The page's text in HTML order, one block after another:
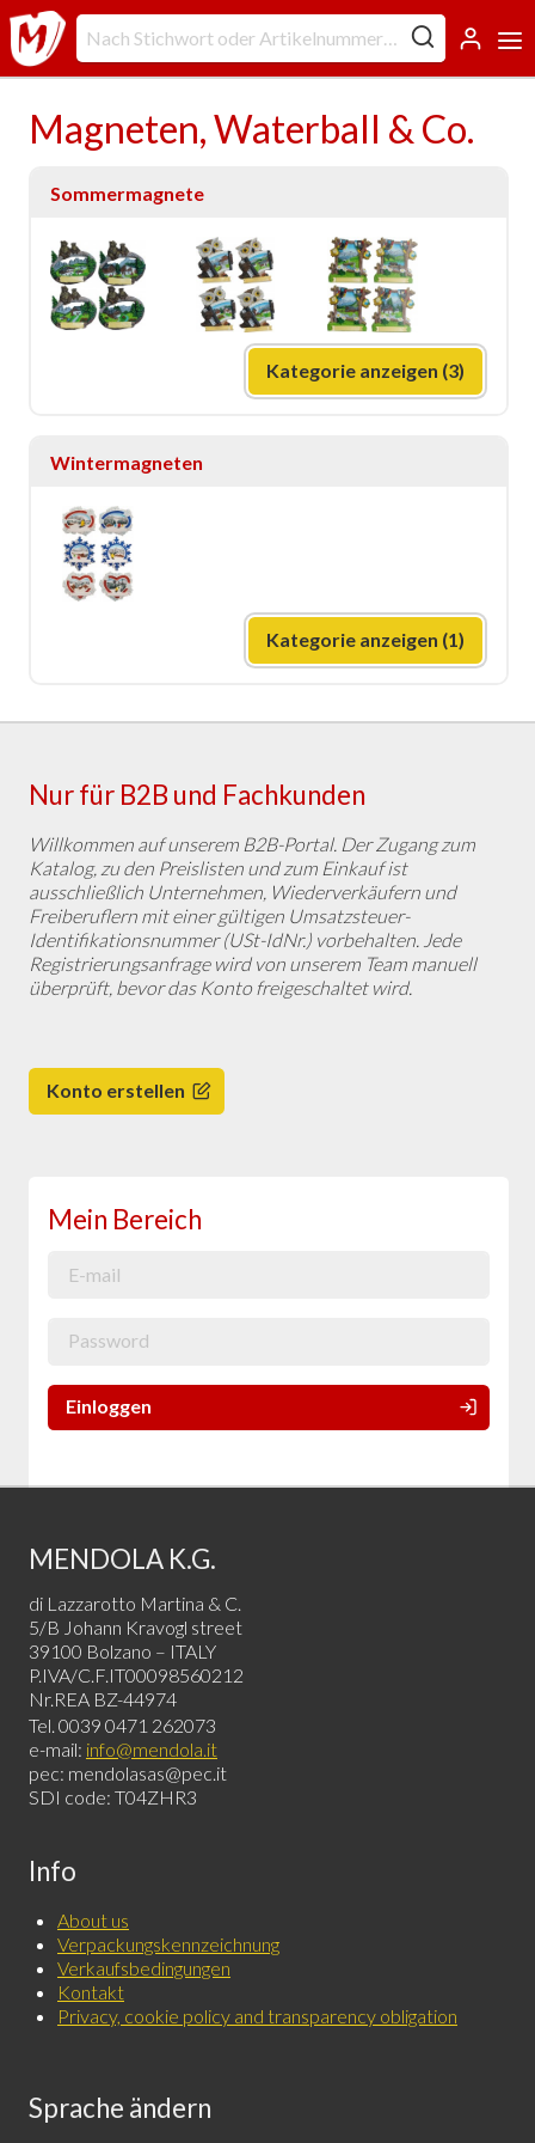
Magneten, Waterball & Co.
Sommermagnete
Kategorie anzeigen (3)
Wintermagneten
Kategorie anzeigen (1)
Nur für B2B und Fachkunden
Willkommen auf unserem B2B-Portal. Der Zugang zum
Katalog, zu den Preislisten und zum Einkauf ist
ausschließlich Unternehmen, Wiederverkäufern und
Freiberuflern mit einer gültigen Umsatzsteuer-
Identifikationsnummer (USt-IdNr.) vorbehalten. Jede
Registrierungsanfrage wird von unserem Team manuell
überprüft, bevor das Konto freigeschaltet wird.
Konto erstellen
Mein Bereich
Einloggen
MENDOLA K.G.
di Lazzarotto Martina & C.
5/B Johann Kravogl street
39100 Bolzano – ITALY
P.IVA/C.F.IT00098560212
Nr.REA BZ-44974
Tel. 0039 0471 262073
e-mail: info@mendola.it
pec: mendolasas@pec.it
SDI code: T04ZHR3
Info
About us
Verpackungskennzeichnung
Verkaufsbedingungen
Kontakt
Privacy, cookie policy and transparency obligation
Sprache ändern